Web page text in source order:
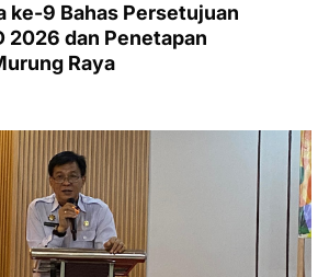
ke-9 Bahas Persetujuan
2026 dan Penetapan
Raya